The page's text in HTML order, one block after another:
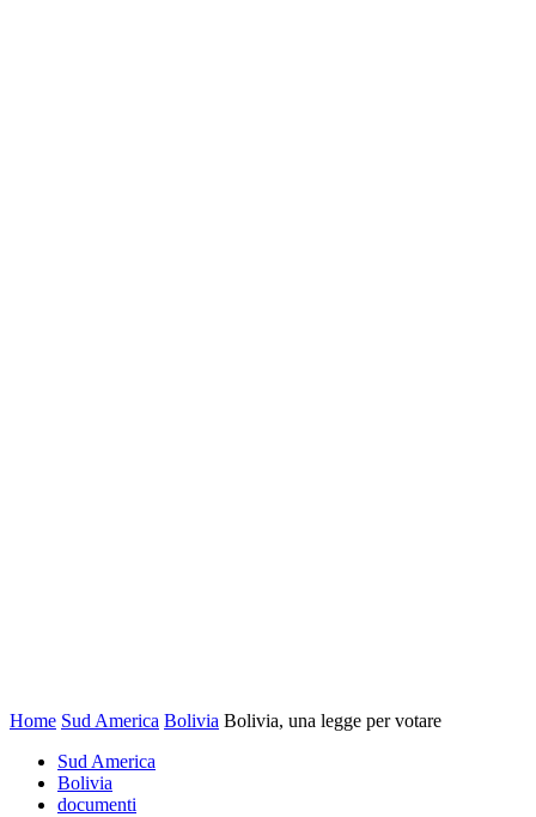
Home Sud America Bolivia Bolivia, una legge per votare
Sud America
Bolivia
documenti